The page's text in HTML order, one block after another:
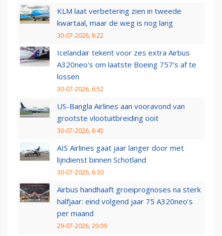
KLM laat verbetering zien in tweede
kwartaal, maar de weg is nog lang
30-07-2026, 8:22
Icelandair tekent voor zes extra Airbus
A320neo's om laatste Boeing 757's af te
lossen
30-07-2026, 6:52
US-Bangla Airlines aan vooravond van
grootste vlootuitbreiding ooit
30-07-2026, 6:45
AIS Airlines gaat jaar langer door met
lijndienst binnen Schotland
30-07-2026, 6:30
Airbus handhaaft groeiprognoses na sterk
halfjaar: eind volgend jaar 75 A320neo’s
per maand
29-07-2026, 20:09